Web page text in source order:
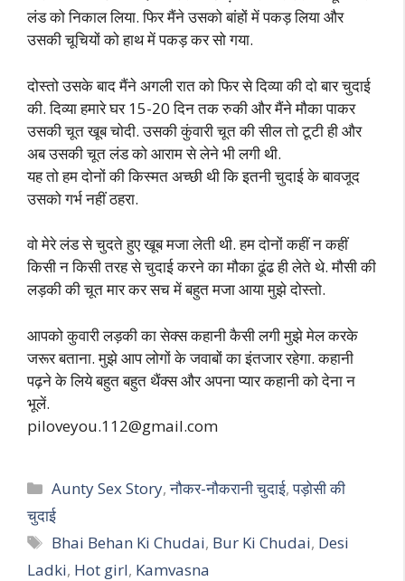
लंड को निकाल लिया. फिर मैंने उसको बांहों में पकड़ लिया और
उसकी चूचियों को हाथ में पकड़ कर सो गया.
दोस्तो उसके बाद मैंने अगली रात को फिर से दिव्या की दो बार चुदाई
की. दिव्या हमारे घर 15-20 दिन तक रुकी और मैंने मौका पाकर
उसकी चूत खूब चोदी. उसकी कुंवारी चूत की सील तो टूटी ही और
अब उसकी चूत लंड को आराम से लेने भी लगी थी.
यह तो हम दोनों की किस्मत अच्छी थी कि इतनी चुदाई के बावजूद
उसको गर्भ नहीं ठहरा.
वो मेरे लंड से चुदते हुए खूब मजा लेती थी. हम दोनों कहीं न कहीं
किसी न किसी तरह से चुदाई करने का मौका ढूंढ ही लेते थे. मौसी की
लड़की की चूत मार कर सच में बहुत मजा आया मुझे दोस्तो.
आपको कुवारी लड़की का सेक्स कहानी कैसी लगी मुझे मेल करके
जरूर बताना. मुझे आप लोगों के जवाबों का इंतजार रहेगा. कहानी
पढ़ने के लिये बहुत बहुत थैंक्स और अपना प्यार कहानी को देना न
भूलें.
piloveyou.112@gmail.com
Categories
Aunty Sex Story,नौकर-नौकरानी चुदाई,पड़ोसी की
चुदाई
Tags
Bhai Behan Ki Chudai, Bur Ki Chudai, Desi
Ladki, Hot girl, Kamvasna